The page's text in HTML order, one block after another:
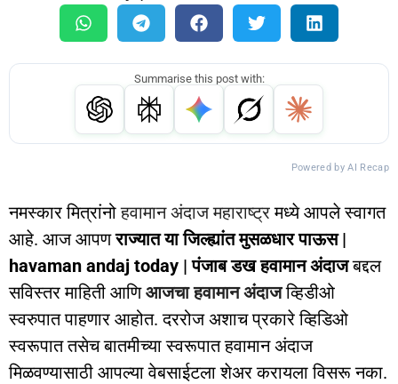
Summarise this post with:
Powered by AI Recap
नमस्कार मित्रांनोहवामान अंदाज महाराष्ट्रमध्ये आपले स्वागत
आहे. आज आपणराज्यात या जिल्ह्यांत मुसळधार पाऊस |
havaman andaj today | पंजाब डख हवामान अंदाजबद्दल
सविस्तर माहिती आणिआजचा हवामान अंदाजव्हिडीओ
स्वरुपात पाहणार आहोत. दररोज अशाच प्रकारे व्हिडिओ
स्वरूपात तसेच बातमीच्या स्वरूपात हवामान अंदाज
मिळवण्यासाठी आपल्या वेबसाईटला शेअर करायला विसरू नका.